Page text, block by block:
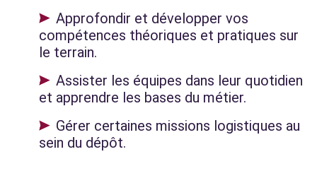
Approfondir et développer vos
compétences théoriques et pratiques sur
le terrain.
Assister les équipes dans leur quotidien
et apprendre les bases du métier.
Gérer certaines missions logistiques au
sein du dépôt.